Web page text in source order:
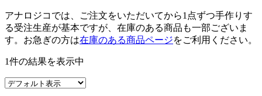
アナロジコでは、ご注文をいただいてから1点ずつ手作りす
る受注生産が基本ですが、在庫のある商品も一部ございま
す。お急ぎの方は在庫のある商品ページをご利用ください。
1件の結果を表示中